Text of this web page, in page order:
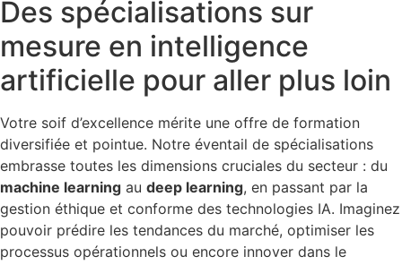
Des spécialisations sur
mesure en intelligence
artificielle pour aller plus loin
Votre soif d’excellence mérite une offre de formation
diversifiée et pointue. Notre éventail de spécialisations
embrasse toutes les dimensions cruciales du secteur : du
machine learning au deep learning, en passant par la
gestion éthique et conforme des technologies IA. Imaginez
pouvoir prédire les tendances du marché, optimiser les
processus opérationnels ou encore innover dans le